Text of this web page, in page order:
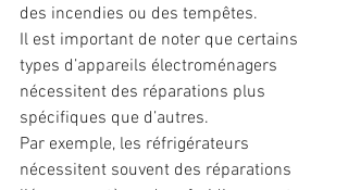
des incendies ou des tempêtes.
Il est important de noter que certains
types d’appareils électroménagers
nécessitent des réparations plus
spécifiques que d’autres.
Par exemple, les réfrigérateurs
nécessitent souvent des réparations